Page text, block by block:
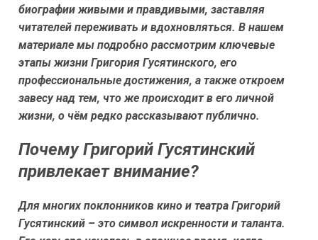
биографии живыми и правдивыми, заставляя
читателей переживать и вдохновляться. В нашем
материале мы подробно рассмотрим ключевые
этапы жизни Григория Гусятинского, его
профессиональные достижения, а также откроем
завесу над тем, что же происходит в его личной
жизни, о чём редко рассказывают публично.
Почему Григорий Гусятинский
привлекает внимание?
Для многих поклонников кино и театра Григорий
Гусятинский – это символ искренности и таланта.